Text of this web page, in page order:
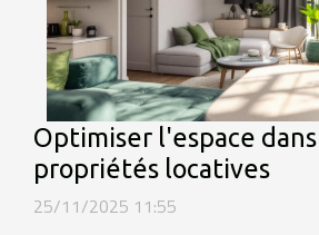
Optimiser l'espace
propriétés locatives
25/11/2025 11:55